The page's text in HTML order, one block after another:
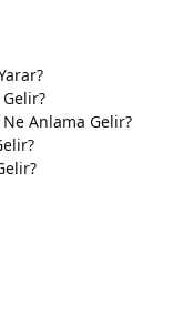
Ne Anlama Gelir?